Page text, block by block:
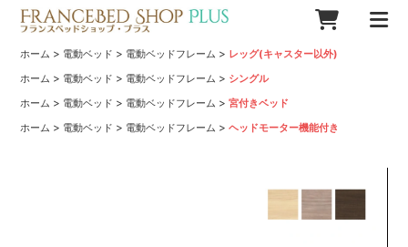
ホーム > 電動ベッド > 電動ベッドフレーム > レッグ(キャスター以外)
ホーム > 電動ベッド > 電動ベッドフレーム > シングル
ホーム > 電動ベッド > 電動ベッドフレーム >宮付きベッド
ホーム > 電動ベッド > 電動ベッドフレーム >ヘッドモーター機能付き